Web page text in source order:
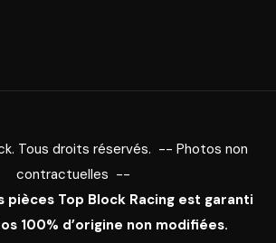
Tous droits réservés. -- Photos non
contractuelles --
pièces Top Block Racing est garanti
100% d’origine non modifiées.